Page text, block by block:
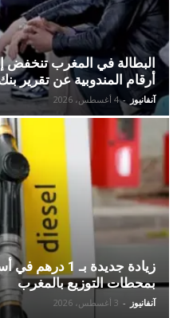
أرقام المندوبية عن تقرير
آنفانيوز - 4 أغسطس، 2026
زيادة جديدة بـ 1
بمحطات التوزيع بالمغرب
آنفانيوز - 3 أغسطس، 2026